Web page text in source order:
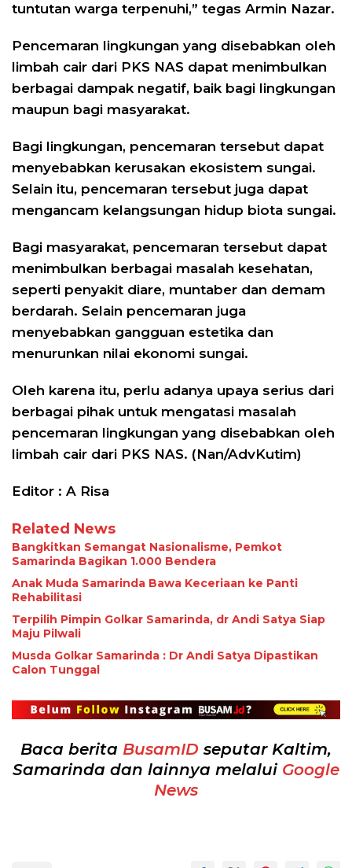
tuntutan warga terpenuhi,” tegas Armin Nazar.
Pencemaran lingkungan yang disebabkan oleh
limbah cair dari PKS NAS dapat menimbulkan
berbagai dampak negatif, baik bagi lingkungan
maupun bagi masyarakat.
Bagi lingkungan, pencemaran tersebut dapat
menyebabkan kerusakan ekosistem sungai.
Selain itu, pencemaran tersebut juga dapat
mengancam kelangsungan hidup biota sungai.
Bagi masyarakat, pencemaran tersebut dapat
menimbulkan berbagai masalah kesehatan,
seperti penyakit diare, muntaber dan demam
berdarah. Selain pencemaran juga
menyebabkan gangguan estetika dan
menurunkan nilai ekonomi sungai.
Oleh karena itu, perlu adanya upaya serius dari
berbagai pihak untuk mengatasi masalah
pencemaran lingkungan yang disebabkan oleh
limbah cair dari PKS NAS. (Nan/AdvKutim)
Editor : A Risa
Related News
Bangkitkan Semangat Nasionalisme, Pemkot
Samarinda Bagikan 1.000 Bendera
Anak Muda Samarinda Bawa Keceriaan ke Panti
Rehabilitasi
Terpilih Pimpin Golkar Samarinda, dr Andi Satya Siap
Maju Pilwali
Musda Golkar Samarinda : Dr Andi Satya Dipastikan
Calon Tunggal
Baca berita BusamID seputar Kaltim,
Samarinda dan lainnya melalui Google
News